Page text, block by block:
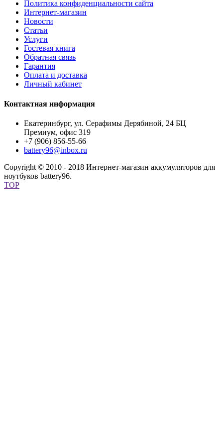
Политика конфиденциальности сайта
Интернет-магазин
Новости
Статьи
Услуги
Гостевая книга
Обратная связь
Гарантия
Оплата и доставка
Личный кабинет
Контактная информация
Екатеринбург, ул. Серафимы Дерябиной, 24 БЦ
Премиум, офис 319
+7 (906) 856-55-66
battery96@inbox.ru
Copyright © 2010 - 2018 Интернет-магазин аккумуляторов для
ноутбуков battery96.
TOP